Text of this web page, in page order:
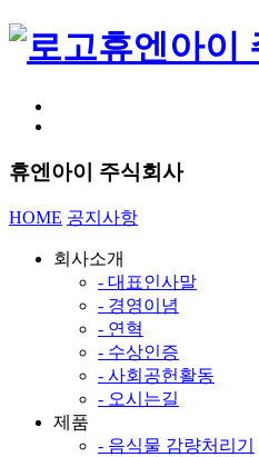
휴엔아이
휴엔아이 주식회사
HOME 공지사항
회사소개
- 대표인사말
- 경영이념
- 연혁
- 수상인증
- 사회공헌활동
- 오시는길
제품
- 음식물 감량처리기